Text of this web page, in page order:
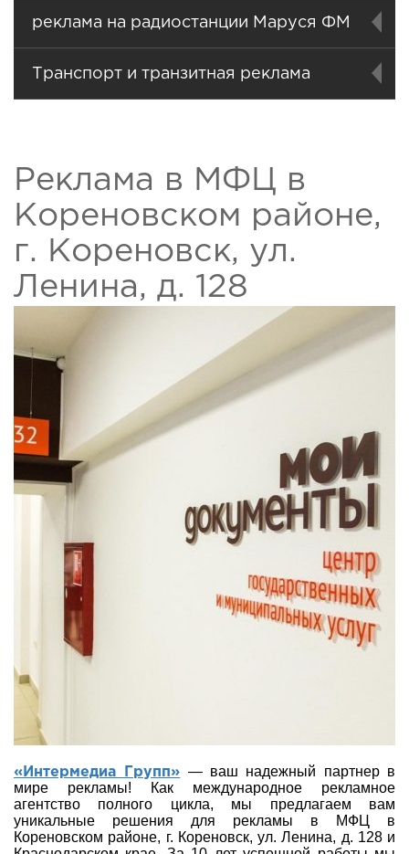
реклама на радиостанции Маруся ФМ
Транспорт и транзитная реклама
Реклама в МФЦ в
Кореновском районе,
г. Кореновск, ул.
Ленина, д. 128
«Интермедиа Групп» — ваш надежный партнер в
мире рекламы! Как международное рекламное
агентство полного цикла, мы предлагаем вам
уникальные решения для рекламы в МФЦ в
Кореновском районе, г. Кореновск, ул. Ленина, д. 128 и